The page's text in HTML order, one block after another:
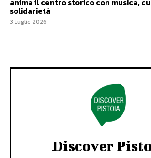
anima il centro storico con musica,
solidarietà
3 Luglio 2026
Discover